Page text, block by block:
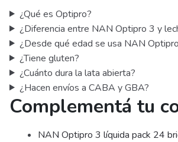
¿Qué es Optipro?
¿Diferencia entre NAN Optipro 3 y
¿Desde qué edad se usa NAN
¿Tiene gluten?
¿Cuánto dura la lata abierta?
¿Hacen envíos a CABA y GBA?
Complementá tu
NAN Optipro 3 líquida pack 24